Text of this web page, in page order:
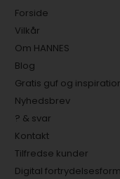
Forside
Vilkår
Om HANNES
Blog
Gratis guf og
Nyhedsbrev
? & svar
Kontakt
Tilfredse kunder
Digital